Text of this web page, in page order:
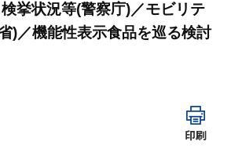
挙状況等(警察庁)／モビリテ
)／機能性表示食品を巡る検討
印刷